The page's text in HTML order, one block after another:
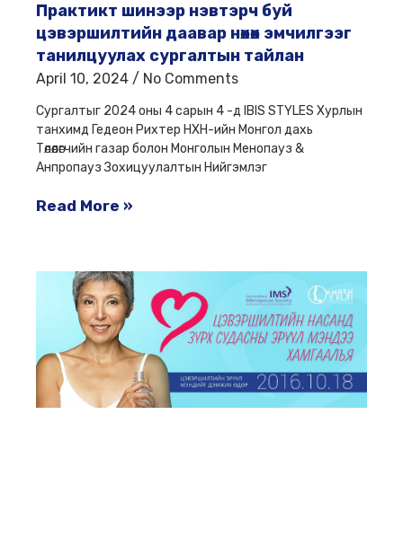
Практикт шинээр нэвтэрч буй
цэвэршилтийн даавар нөхөх эмчилгээг
танилцуулах сургалтын тайлан
April 10, 2024 No Comments
Сургалтыг 2024 оны 4 сарын 4 -д IBIS STYLES Хурлын
танхимд Гедеон Рихтер НХН-ийн Монгол дахь
Төлөөлөгчийн газар болон Монголын Менопауз &
Анпропауз Зохицуулалтын Нийгэмлэг
Read More »